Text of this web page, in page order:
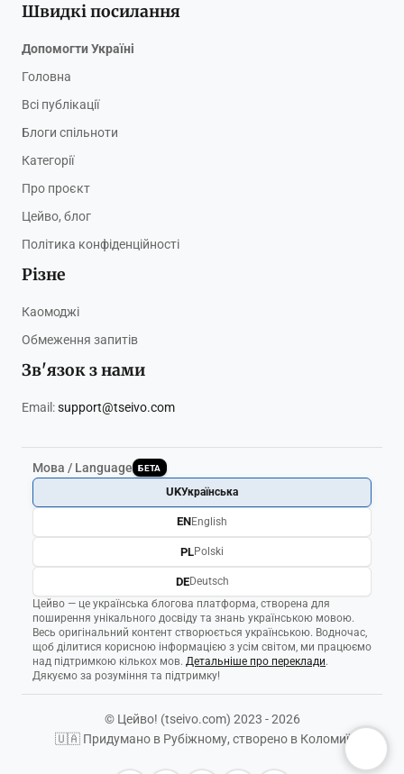
Швидкі посилання
Допомогти Україні
Головна
Всі публікації
Блоги спільноти
Категорії
Про проєкт
Цейво, блог
Політика конфіденційності
Різне
Каомоджі
Обмеження запитів
Зв'язок з нами
Email:support@tseivo.com
Мова / Language БЕТА
Цейво — це українська блогова платформа, створена для
поширення унікального досвіду та знань українською мовою.
Весь оригінальний контент створюється українською. Водночас,
щоб ділитися корисною інформацією з усім світом, ми працюємо
над підтримкою кількох мов. Детальніше про переклади.
Дякуємо за розуміння та підтримку!
UKУкраїнська
ENEnglish
PLPolski
DEDeutsch
© Цейво! (tseivo.com) 2023 - 2026
🇺🇦 Придумано в Рубіжному, створено в Коломиї